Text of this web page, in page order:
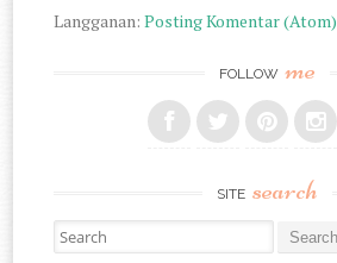
Langganan:Posting Komentar (Atom)
FOLLOW me
SITE search
Search for: